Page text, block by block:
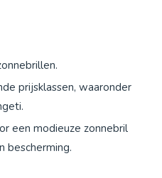
prijsklassen, waaronder
een modieuze zonnebril
bescherming.